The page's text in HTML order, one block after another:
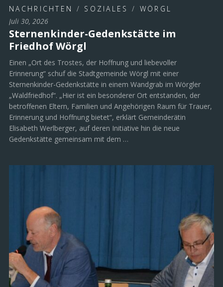
NACHRICHTEN / SOZIALES / WÖRGL
Juli 30, 2026
Sternenkinder-Gedenkstätte im
Friedhof Wörgl
Einen „Ort des Trostes, der Hoffnung und liebevoller
Erinnerung“ schuf die Stadtgemeinde Wörgl mit einer
Sternenkinder-Gedenkstätte in einem Wandgrab im Wörgler
„Waldfriedhof“. „Hier ist ein besonderer Ort entstanden, der
betroffenen Eltern, Familien und Angehörigen Raum für Trauer,
Erinnerung und Hoffnung bietet“, erklärt Gemeinderätin
Elisabeth Werlberger, auf deren Initiative hin die neue
Gedenkstätte gemeinsam mit dem …